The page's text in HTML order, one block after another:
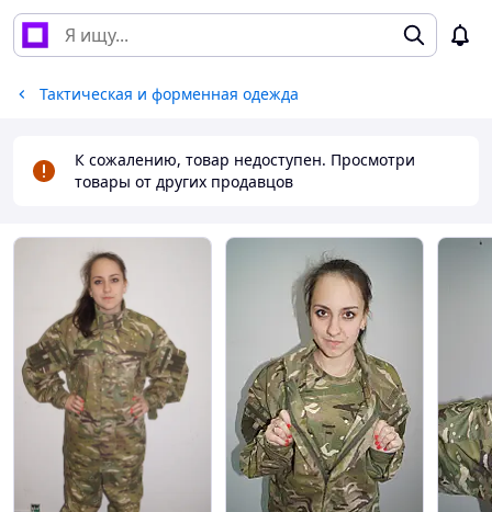
Тактическая и форменная одежда
К сожалению, товар недоступен. Просмотри
товары от других продавцов